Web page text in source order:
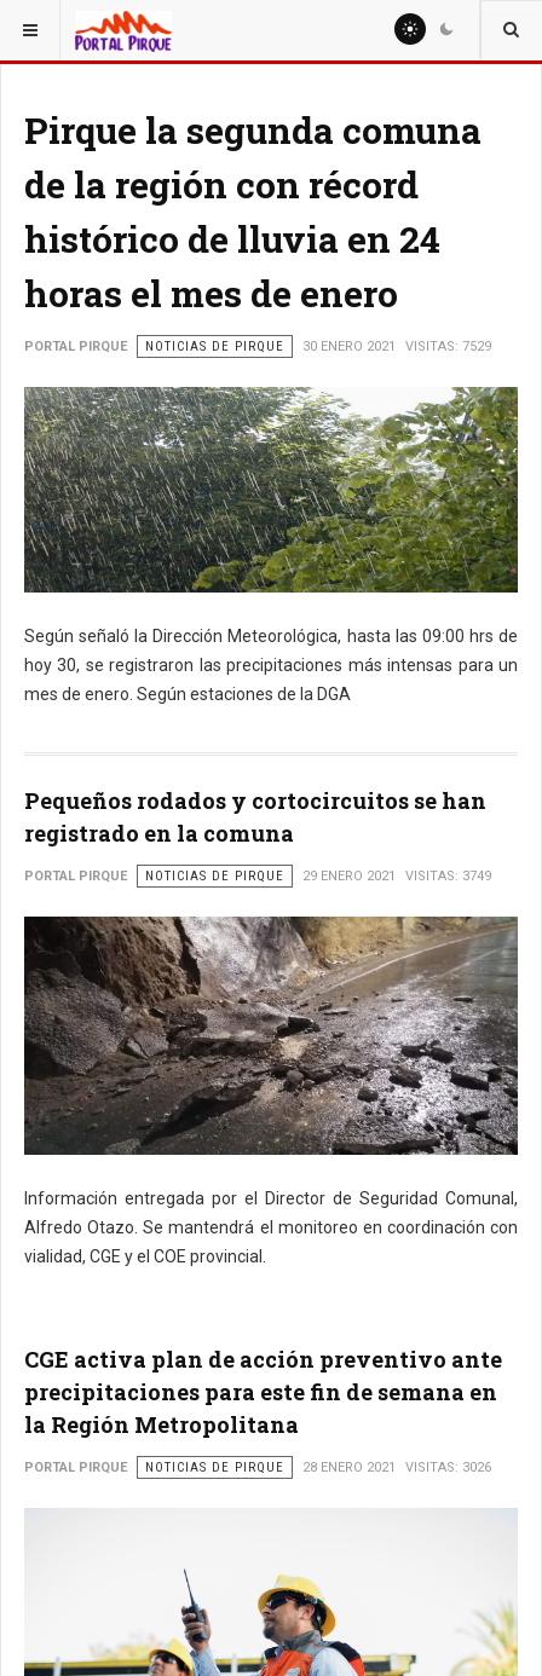
ESTÁ AQUÍ: NOTICIAS
Pirque la segunda comuna
de la región con récord
histórico de lluvia en 24
horas el mes de enero
PORTAL PIRQUE NOTICIAS DE PIRQUE 30 ENERO 2021 VISITAS: 7529
Según señaló la Dirección Meteorológica, hasta las 09:00 hrs de
hoy 30, se registraron las precipitaciones más intensas para un
mes de enero. Según estaciones de la DGA
Pequeños rodados y cortocircuitos se han
registrado en la comuna
PORTAL PIRQUE NOTICIAS DE PIRQUE 29 ENERO 2021 VISITAS: 3749
Información entregada por el Director de Seguridad Comunal,
Alfredo Otazo. Se mantendrá el monitoreo en coordinación con
vialidad, CGE y el COE provincial.
CGE activa plan de acción preventivo ante
precipitaciones para este fin de semana en
la Región Metropolitana
PORTAL PIRQUE NOTICIAS DE PIRQUE 28 ENERO 2021 VISITAS: 3026